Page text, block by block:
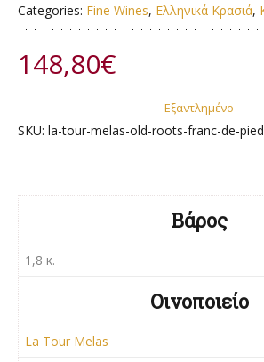
Categories: Fine Wines, Ελληνικά Κρασιά,
148,80€
Εξαντλημένο
SKU: la-tour-melas-old-roots-franc-de-
Βάρος
1,8 κ.
Οινοποιείο
La Tour Melas